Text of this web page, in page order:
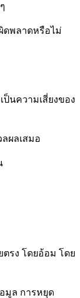
ดพลาดหรือไม่
ป็นความเสี่ยงของ
ผลเสมอ
ตรง โดยอ้อม โดย
มูล การหยุด